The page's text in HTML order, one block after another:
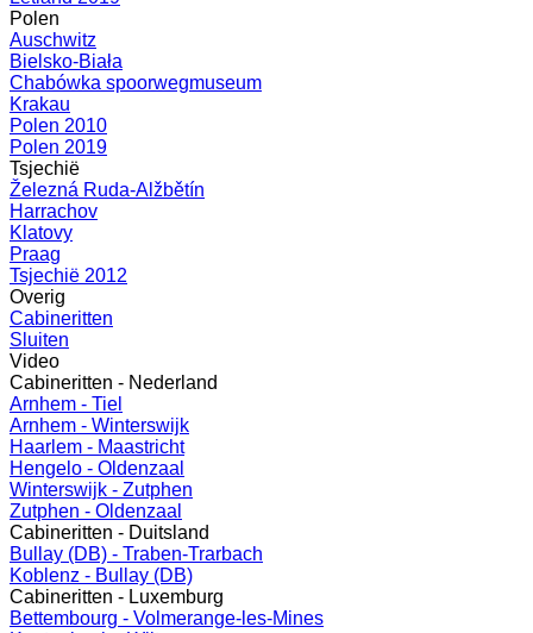
Polen
Auschwitz
Bielsko-Biała
Chabówka spoorwegmuseum
Krakau
Polen 2010
Polen 2019
Tsjechië
Železná Ruda-Alžbětín
Harrachov
Klatovy
Praag
Tsjechië 2012
Overig
Cabineritten
Sluiten
Video
Cabineritten - Nederland
Arnhem - Tiel
Arnhem - Winterswijk
Haarlem - Maastricht
Hengelo - Oldenzaal
Winterswijk - Zutphen
Zutphen - Oldenzaal
Cabineritten - Duitsland
Bullay (DB) - Traben-Trarbach
Koblenz - Bullay (DB)
Cabineritten - Luxemburg
Bettembourg - Volmerange-les-Mines